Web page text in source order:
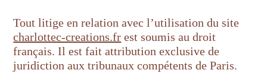
Tout litige en relation avec l’utilisation du site
charlottec-creations.fr est soumis au droit
français. Il est fait attribution exclusive de
juridiction aux tribunaux compétents de Paris.